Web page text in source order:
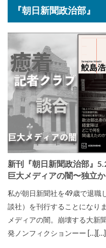
『朝日新聞政治部』
新刊『朝日新聞政治部』
巨大メディアの闇〜独立
私が朝日新聞社を49歳で退職
談社）を刊行することになり
メディアの闇。崩壊する大新
発ノンフィクションーー […][…]